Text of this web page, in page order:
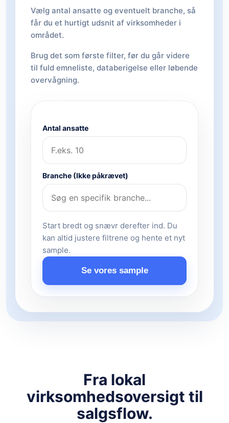
Vælg antal ansatte og eventuelt branche, så
får du et hurtigt udsnit af virksomheder i
området.
Brug det som første filter, før du går videre
til fuld emneliste, databerigelse eller løbende
overvågning.
Antal ansatte
Branche (Ikke påkrævet)
Start bredt og snævr derefter ind. Du
kan altid justere filtrene og hente et nyt
sample.
Se vores sample
Fra lokal
virksomhedsoversigt til
salgsflow.